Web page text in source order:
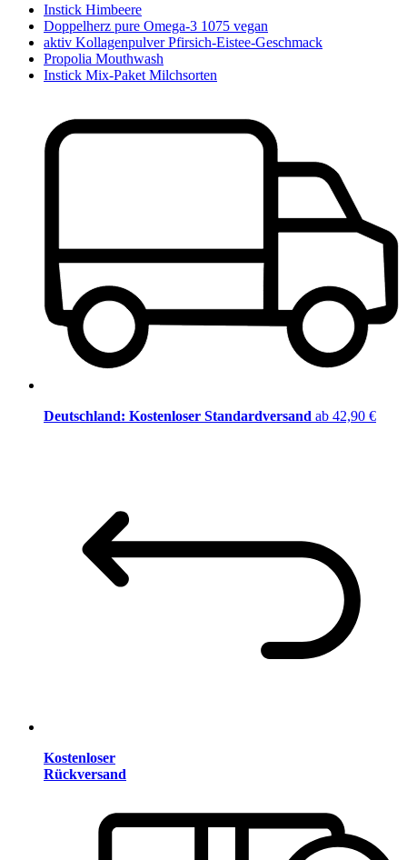
Instick Himbeere
Doppelherz pure Omega-3 1075 vegan
aktiv Kollagenpulver Pfirsich-Eistee-Geschmack
Propolia Mouthwash
Instick Mix-Paket Milchsorten
Deutschland: Kostenloser Standardversand ab 42,90 €
Kostenloser
Rückversand